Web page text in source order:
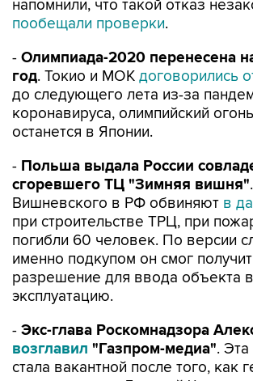
-Олимпиада-2020 перенесена
до следующего лета из-за
коронавируса, олимпийский
останется в Японии.
-Польша выдала России
Вишневского в РФ обвиняютв
при строительстве ТРЦ, при
погибли 60 человек. По версии
именно подкупом он смог
разрешение для ввода объекта в
эксплуатацию.
-Экс-глава Роскомнадзора
стала вакантной после того, как
медиахолдинга Дмитрий
получил пост в новом